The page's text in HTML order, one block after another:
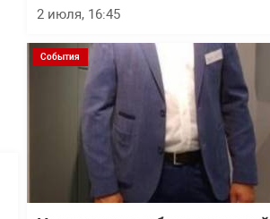
2 июля, 16:45
События